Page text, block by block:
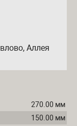
Аллея
270.00 мм
150.00 мм